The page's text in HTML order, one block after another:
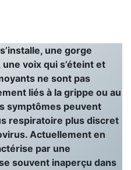
une gorge
voix qui s’éteint et
ne sont pas
liés à la grippe ou au
symptômes peuvent
respiratoire plus discret
Actuellement en
par une
souvent inaperçu dans